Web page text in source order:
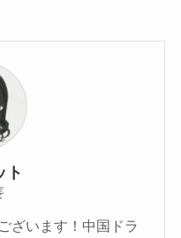
ト
ざいます！中国ドラ